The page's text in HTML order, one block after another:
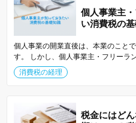
個人事業主
い消費税の
個人事業の開業直後は、本業のこと
す。 しかし、個人事業主・フリーラ
消費税の経理
税金にはど